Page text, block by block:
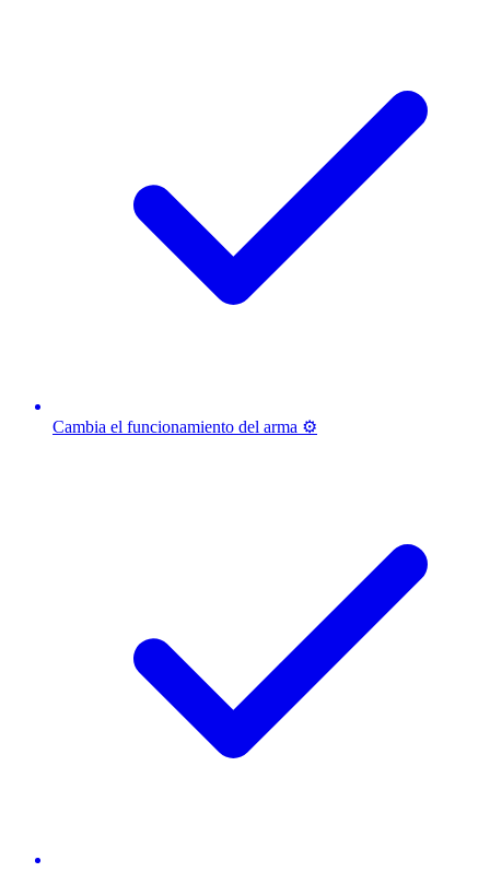
Cambia el funcionamiento del arma ⚙️